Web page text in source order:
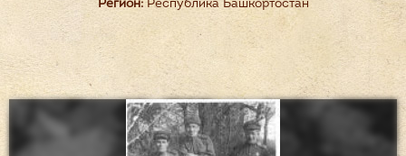
Регион:Республика Башкортостан